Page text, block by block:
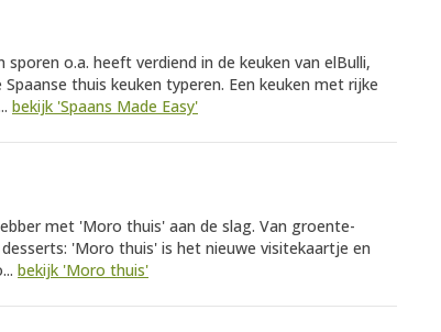
o.a. heeft verdiend in de keuken van elBulli,
thuis keuken typeren. Een keuken met rijke
bekijk 'Spaans Made Easy'
met 'Moro thuis' aan de slag. Van groente-
'Moro thuis' is het nieuwe visitekaartje en
bekijk 'Moro thuis'